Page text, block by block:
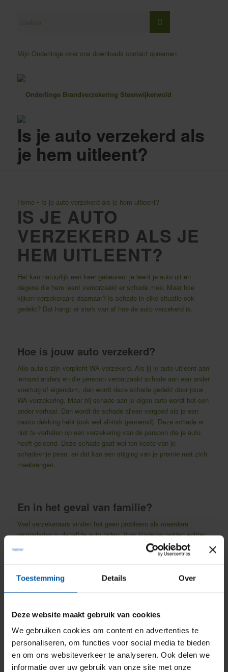
Toestemming Details Over
Deze website maakt gebruik van cookies
We gebruiken cookies om content en advertenties te
personaliseren, om functies voor social media te bieden
en om ons websiteverkeer te analyseren. Ook delen we
informatie over uw gebruik van onze site met onze
Mijn Onderlinge over ons downloads contact opnemen
Is je auto verzekerd als
je hem uitleent?
Home• Is je auto verzekerd als je hem uitleent?
IS JE AUTO
VERZEKERD ALS JE
HEM UITLEENT?
Het kan natuurlijk een keer gebeuren: je leent je auto uit en
degene die hem leent veroorzaakt er schade mee. Maar hoe
kijken verzekeraars daarnaar? Is schade in elke situatie ook
gedekt? Dat hangt er sterk van af hoe de auto verzekerd is.
Hoe is jouw auto verzekerd?
Alle auto’s zijn verplicht WA verzekerd. Als jij je auto uitleent aan
iemand anders en die persoon veroorzaakt schade aan een ander
voertuig of eigendom, dan wordt deze schade gedekt door jouw
WA-verzekering. Maar bij schade aan je eigen auto wordt het een
ander verhaal. Dan wordt de schade alleen vergoed als je een
casco dekking hebt (ook wel all-risk genoemd). Deze schade is
niet te verhalen op een verzekering van de persoon die je auto
heeft geleend. Deze schade gaat wel ten koste van je
schadevrije jaren, en dat kan een stijging van je premie met zich
meebrengen.
En in het geval van familie?
Veel verzekeraars vinden het geen probleem als meerdere
gezinsleden in dezelfde auto rijden. Voor kinderen gelden echter
speciale regels. Zij mogen af en toe best in de auto rijden. Maar
gebeurt dat heel regelmatig, dan moet het op de polis worden
hiervoor is dat jonge bestuurders vaker betrokken zijn bij
Hoe zit het met verhuren?
Verhuren is niet hetzelfde als uitlenen en brengt andere regels
met zich mee. Als jij je auto wilt verhuren, zul je dat eerst moeten
melden bij je verzekeraar.